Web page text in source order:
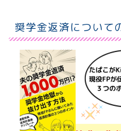
奨学金返済について